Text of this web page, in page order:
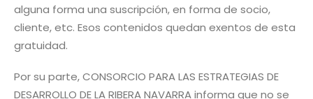
alguna forma una suscripción, en forma de socio,
cliente, etc. Esos contenidos quedan exentos de esta
gratuidad.
Por su parte, CONSORCIO PARA LAS ESTRATEGIAS DE
DESARROLLO DE LA RIBERA NAVARRA informa que no se